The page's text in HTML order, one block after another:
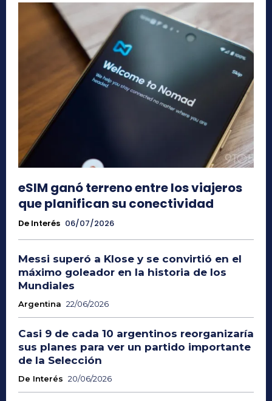
eSIM ganó terreno entre los viajeros
que planifican su conectividad
De Interés 06/07/2026
Messi superó a Klose y se convirtió en el
máximo goleador en la historia de los
Mundiales
Argentina 22/06/2026
Casi 9 de cada 10 argentinos reorganizaría
sus planes para ver un partido importante
de la Selección
De Interés 20/06/2026